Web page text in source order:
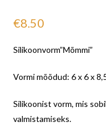
€8.50
Silikoonvorm”Mõmmi”
Vormi mõõdud: 6 x 6 x
Silikoonist vorm, mis
valmistamiseks.